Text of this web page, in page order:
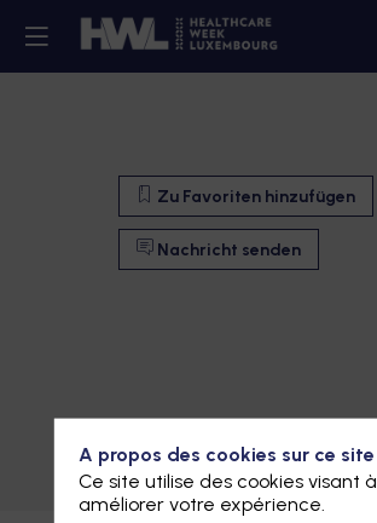
Zu Favoriten hinzufügen
Nachricht senden
Zu Favoriten hinzufügen
Nachricht senden
A propos des cookies sur ce site
Ce site utilise des cookies visant à
améliorer votre expérience.